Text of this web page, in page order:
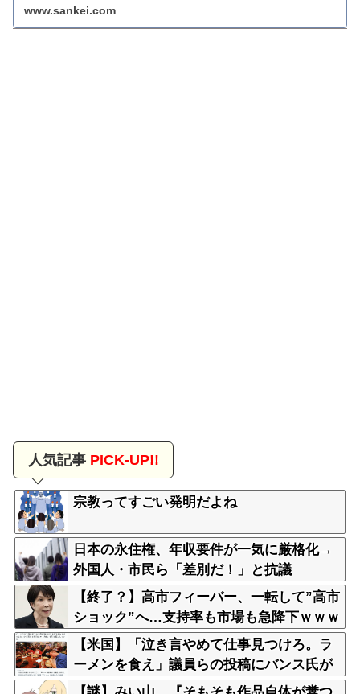
www.sankei.com
人気記事PICK-UP!!
宗教ってすごい発明だよね
日本の永住権、年収要件が一気に厳格化→
外国人・市民ら「差別だ！」と抗議
【終了？】高市フィーバー、一転して”高市
ショック”へ…支持率も市場も急降下ｗｗｗ
ｗｗｗｗｗ
【米国】「泣き言やめて仕事見つけろ。ラ
ーメンを食え」議員らの投稿にバンス氏が
猛反発…ブリトーの価格めぐる議論、共和